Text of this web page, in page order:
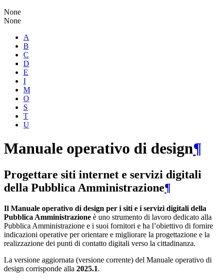
None
None
A
B
C
D
E
I
M
O
S
T
U
Manuale operativo di design¶
Progettare siti internet e servizi digitali
della Pubblica Amministrazione¶
Il Manuale operativo di design per i siti e i servizi digitali della
Pubblica Amministrazione è uno strumento di lavoro dedicato alla
Pubblica Amministrazione e i suoi fornitori e ha l’obiettivo di fornire
indicazioni operative per orientare e migliorare la progettazione e la
realizzazione dei punti di contatto digitali verso la cittadinanza.
La versione aggiornata (versione corrente) del Manuale operativo di
design corrisponde alla 2025.1.